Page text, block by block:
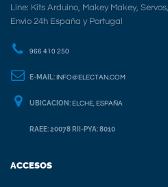
Line: Kits Arduino, Makey Makey,
Envio 24h España y Portugal
966 410 250
E-MAIL: INFO@ELECTAN.COM
UBICACION: ELCHE, ESPAÑA
RAEE: 20078 RII-PYA: 8010
ACCESOS